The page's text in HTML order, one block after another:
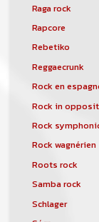
Raga rock
Rapcore
Rebetiko
Reggaecrunk
Rock en
Rock in
Rock
Rock wagnérien
Roots rock
Samba rock
Schlager